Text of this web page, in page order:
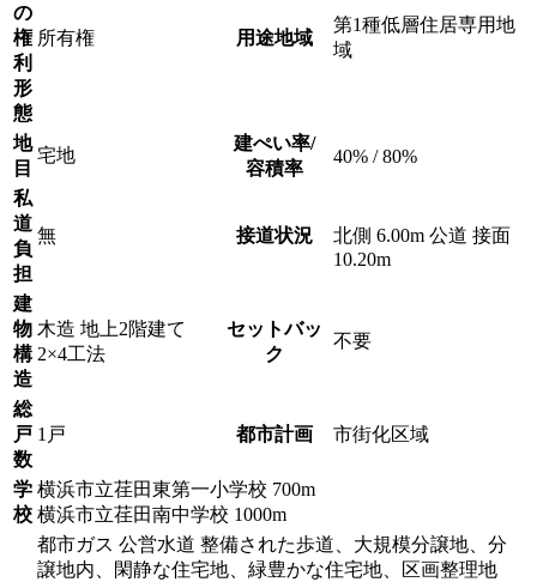
の
権
利
形
態
所有権 用途地域
第1種低層住居専用地
域
地
目
宅地
建ぺい率/
容積率
40% / 80%
私
道
負
担
無 接道状況
北側 6.00m 公道 接面
10.20m
建
物
構
造
木造 地上2階建て
2×4工法
セットバッ
ク
不要
総
戸
数
1戸 都市計画 市街化区域
学
校
横浜市立荏田東第一小学校 700m
横浜市立荏田南中学校 1000m
都市ガス 公営水道 整備された歩道、大規模分譲地、分
譲地内、閑静な住宅地、緑豊かな住宅地、区画整理地